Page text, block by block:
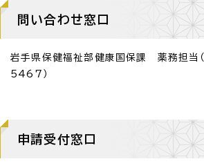
問い合わせ窓口
岩手県保健福祉部健康国保課 薬務担
5467）
申請受付窓口